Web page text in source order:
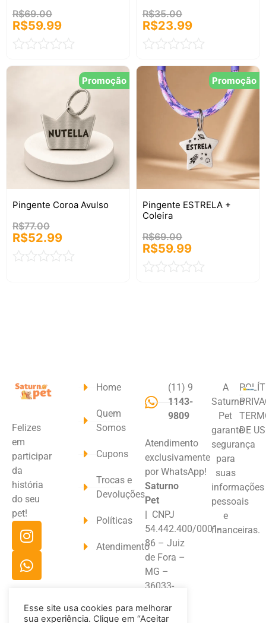
R$69.00
R$59.99
R$35.00
R$23.99
Promoção
Pingente Coroa Avulso
R$77.00
R$52.99
Promoção
Pingente ESTRELA +
Coleira
R$69.00
R$59.99
Felizes
em
participar
da
história
do seu
pet!
Home
Quem
Somos
Cupons
Trocas e
Devoluções
Políticas
Atendimento
(11) 9
1143-
9809
Atendimento
exclusivamente
por WhatsApp!
Saturno
Pet
CNPJ
54.442.400/0001-
86 – Juiz
de Fora –
MG –
36033-
A
Saturno
Pet
garante
segurança
para
suas
informações
pessoais
e
financeiras.
DE
Esse site usa cookies para melhorar
sua experiência. Clique em “Aceitar